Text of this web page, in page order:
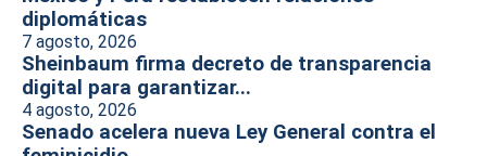
diplomáticas
7 agosto, 2026
Sheinbaum firma decreto de transparencia
digital para garantizar...
4 agosto, 2026
Senado acelera nueva Ley General contra el